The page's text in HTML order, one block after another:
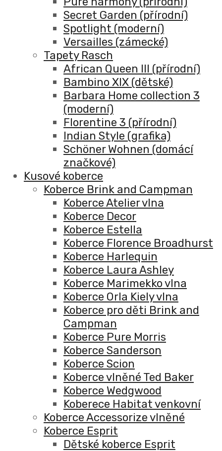
Secret Garden (přírodní)
Spotlight (moderní)
Versailles (zámecké)
Tapety Rasch
African Queen III (přírodní)
Bambino XIX (dětské)
Barbara Home collection 3
(moderní)
Florentine 3 (přírodní)
Indian Style (grafika)
Schöner Wohnen (domácí
značkové)
Kusové koberce
Koberce Brink and Campman
Koberce Atelier vlna
Koberce Decor
Koberce Estella
Koberce Florence Broadhurst
Koberce Harlequin
Koberce Laura Ashley
Koberce Marimekko vlna
Koberce Orla Kiely vlna
Koberce pro děti Brink and
Campman
Koberce Pure Morris
Koberce Sanderson
Koberce Scion
Koberce vlněné Ted Baker
Koberce Wedgwood
Koberece Habitat venkovní
Koberce Accessorize vlněné
Koberce Esprit
Dětské koberce Esprit